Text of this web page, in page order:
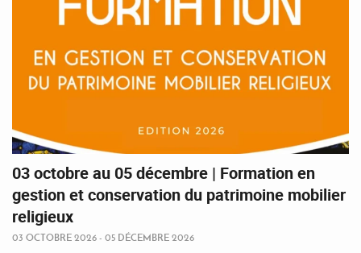
03 octobre au 05 décembre | Formation en
gestion et conservation du patrimoine mobilier
religieux
03 OCTOBRE 2026 - 05 DÉCEMBRE 2026